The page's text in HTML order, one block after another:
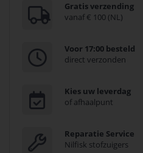
Gratis verzending
vanaf € 100 (NL)
Voor 17:00 besteld
direct verzonden
Kies uw leverdag
of afhaalpunt
Reparatie Service
Nilfisk stofzuigers